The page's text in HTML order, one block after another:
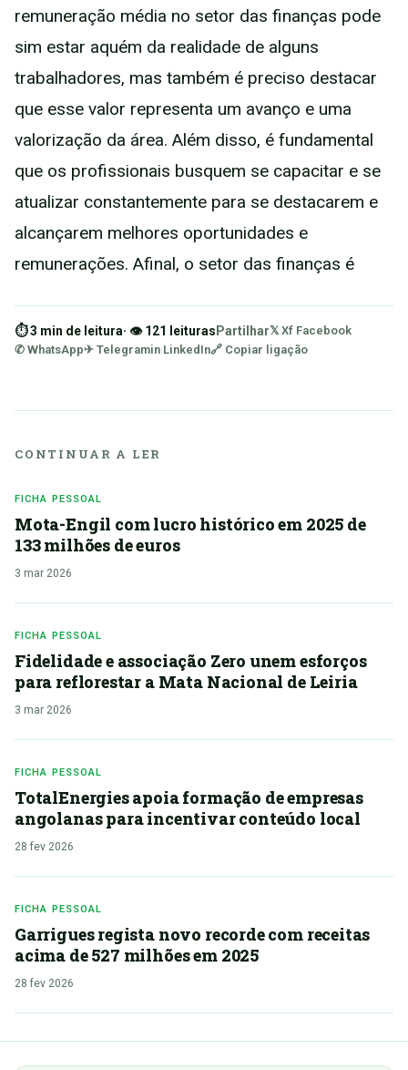
remuneração média no setor das finanças pode
sim estar aquém da realidade de alguns
trabalhadores, mas também é preciso destacar
que esse valor representa um avanço e uma
valorização da área. Além disso, é fundamental
que os profissionais busquem se capacitar e se
atualizar constantemente para se destacarem e
alcançarem melhores oportunidades e
remunerações. Afinal, o setor das finanças é
⏱ 3 min de leitura· 👁 121 leituras Partilhar𝕏 Xf Facebook
✆ WhatsApp✈ Telegramin LinkedIn🔗 Copiar ligação
CONTINUAR A LER
FICHA PESSOAL
Mota-Engil com lucro histórico em 2025 de
133 milhões de euros
3 mar 2026
FICHA PESSOAL
Fidelidade e associação Zero unem esforços
para reflorestar a Mata Nacional de Leiria
3 mar 2026
FICHA PESSOAL
TotalEnergies apoia formação de empresas
angolanas para incentivar conteúdo local
28 fev 2026
FICHA PESSOAL
Garrigues regista novo recorde com receitas
acima de 527 milhões em 2025
28 fev 2026